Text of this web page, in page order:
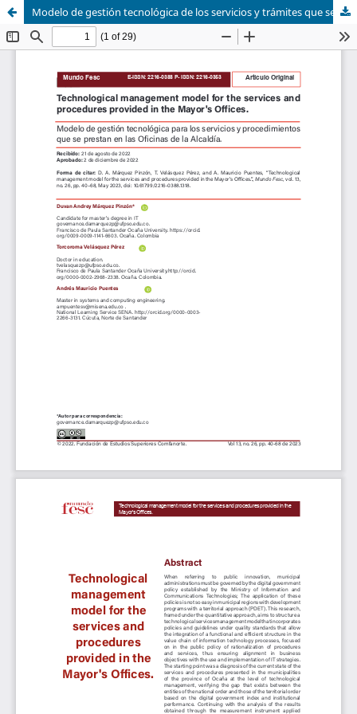
Modelo de gestión tecnológica de los servicios y trámites que se prestan en las Alcaldías.